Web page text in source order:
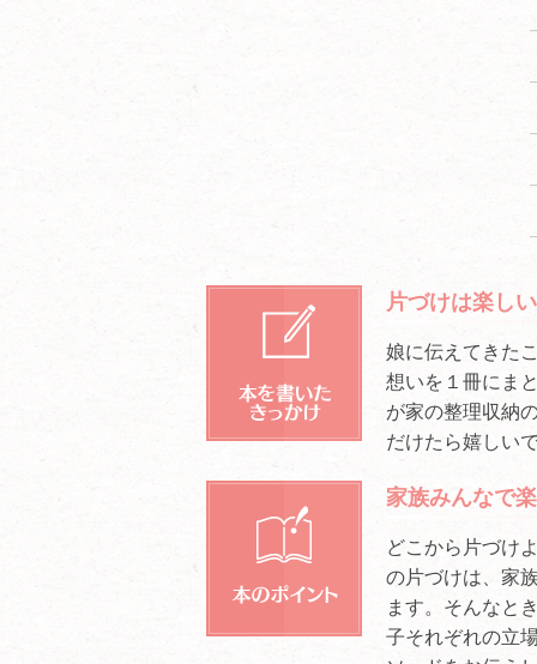
片づけは楽し
娘に伝えてきた
想いを１冊にま
が家の整理収納
だけたら嬉しい
家族みんなで
どこから片づけ
の片づけは、家
ます。そんなと
子それぞれの立